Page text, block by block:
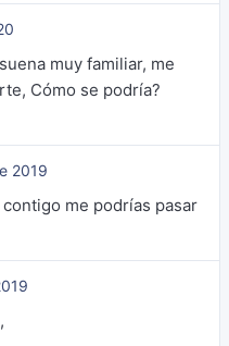
muy familiar, me
Cómo se podría?
2019
me podrías pasar